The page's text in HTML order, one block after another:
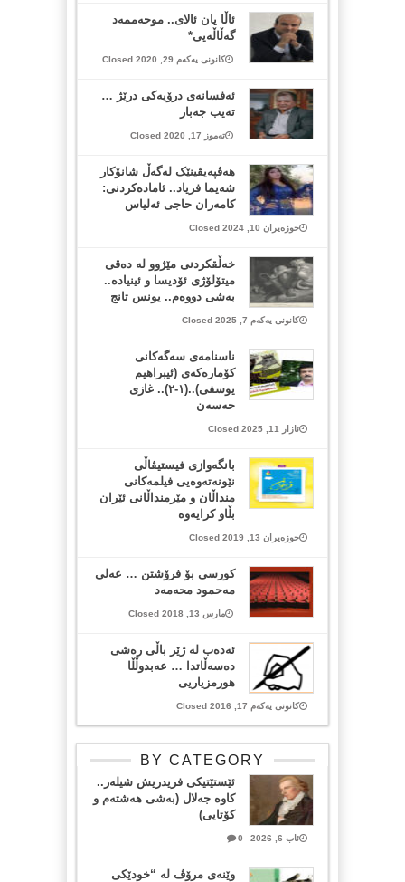
ئاڵا یان ئالاى.. موحەممەد
گەڵاڵەیی*
کانونی یەکەم 29, 2020 Closed
ئه‌فسانه‌ی درۆیه‌كی درێژ …
ته‌یب جه‌بار
تەموز 17, 2020 Closed
هەڤپەیڤینێک لەگەڵ شانۆكار
شەیما فریاد.. ئامادەکردنی:
كامەران حاجی ئەلیاس
حوزەیران 10, 2024 Closed
خەڵقکردنی مێژوو لە دەقی
میتۆلۆژی ئۆدیسا و ئینیادە..
بەشی دووەم.. یونس تانج
کانونی یەکەم 7, 2025 Closed
ناسنامەی سەگەکانی
کۆمارەکەی (ئیبراهیم
یوسفی)..(١-٢).. غازی
حەسەن
ئازار 11, 2025 Closed
بانگه‌وازی فیستیڤاڵی
نێونه‌ته‌وه‌یی فیلمه‌کانی
منداڵان و مێرمنداڵانی ئێران
بڵاو کرایه‌وه‌
حوزەیران 13, 2019 Closed
كورسی بۆ فرۆشتن … عەلی
مەحمود محەمەد
مارس 13, 2018 Closed
ئه‌ده‌ب له‌ ژێر باڵی ره‌شی
ده‌سه‌ڵاتدا … عه‌بدوڵڵا
هورمزیاریی
کانونی یەکەم 17, 2016 Closed
BY CATEGORY
ئێستێتیکی فریدریش شیلەر..
کاوە جەلال (بەشی هەشتەم و
کۆتایی)
ئاب 6, 2026 0
وێنەی مرۆڤ لە “خودێکی